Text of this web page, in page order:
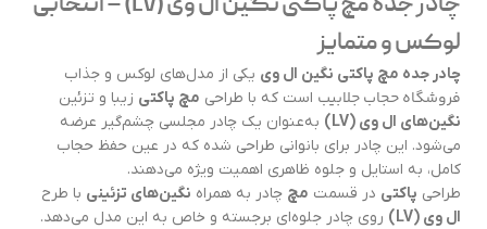
لوکس و متمایز
چادر جده مچ پاکتی نگین ال وی یکی از مدل‌های لوکس و جذاب
فروشگاه حجاب جلابیب است که با طراحی مچ پاکتی زیبا و تزئین
نگین‌های ال وی (LV)
به‌عنوان یک چادر مجلسی چشم‌گیر عرضه
می‌شود. این چادر برای بانوانی طراحی شده که در عین حفظ حجاب
کامل، به استایل و جلوه ظاهری اهمیت ویژه می‌دهند.
طراحی پاکتی در قسمت مچ چادر به همراه نگین‌های تزئینی با طرح
ال وی (LV)
روی چادر جلوه‌ای برجسته و خاص به این مدل می‌دهد.